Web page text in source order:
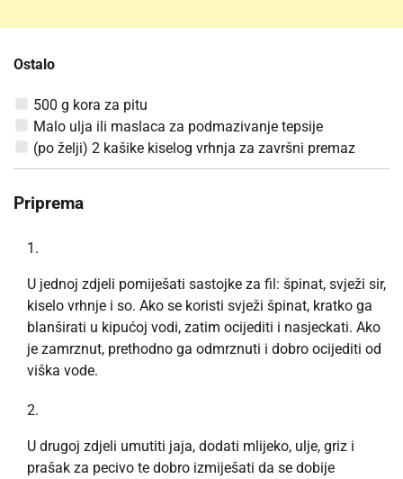
Ostalo
500 g kora za pitu
Malo ulja ili maslaca za podmazivanje tepsije
(po želji) 2 kašike kiselog vrhnja za završni premaz
Priprema
U jednoj zdjeli pomiješati sastojke za fil: špinat, svježi sir,
kiselo vrhnje i so. Ako se koristi svježi špinat, kratko ga
blanširati u kipućoj vodi, zatim ocijediti i nasjeckati. Ako
je zamrznut, prethodno ga odmrznuti i dobro ocijediti od
viška vode.
U drugoj zdjeli umutiti jaja, dodati mlijeko, ulje, griz i
prašak za pecivo te dobro izmiješati da se dobije